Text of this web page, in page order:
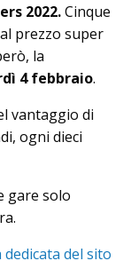
2022.Cinque
prezzo super
la
4 febbraio.
vantaggio di
ogni dieci
gare solo
dedicata del sito